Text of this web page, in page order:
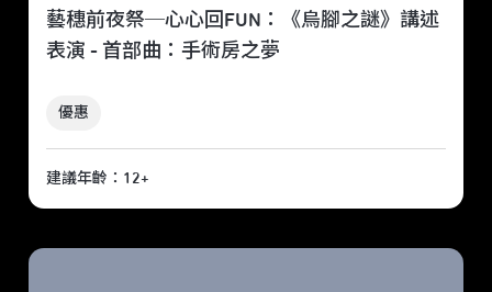
藝穗前夜祭─心心回FUN：《烏腳之謎》講述
表演 - 首部曲：手術房之夢
優惠
建議年齡：12+